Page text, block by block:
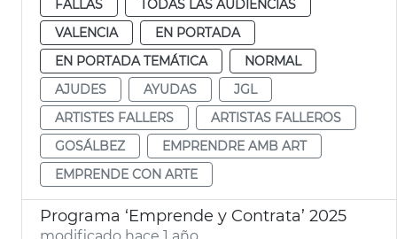
FALLAS
TODAS LAS AUDIENCIAS
VALENCIA
EN PORTADA
EN PORTADA TEMÁTICA
NORMAL
AJUDES
AYUDAS
JGL
ARTISTES FALLERS
ARTISTAS FALLEROS
GOSÁLBEZ
EMPRENDRE AMB ART
EMPRENDE CON ARTE
Programa ‘Emprende y Contrata’ 2025
modificado hace 1 año